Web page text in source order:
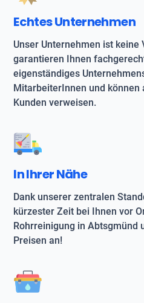
Echtes Unternehmen
Unser Unternehmen ist
garantieren Ihnen
eigenständiges
MitarbeiterInnen und
Kunden verweisen.
In Ihrer Nähe
Dank unserer zentralen
kürzester Zeit bei Ihnen vor
Rohrreinigung in Abtsgmünd
Preisen an!